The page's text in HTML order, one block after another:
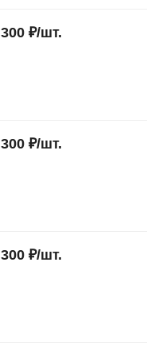
300 ₽/шт.
300 ₽/шт.
300 ₽/шт.